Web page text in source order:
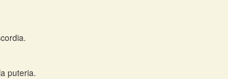
puteria.